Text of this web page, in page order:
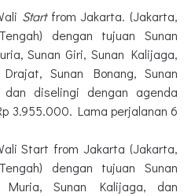
Startfrom Jakarta. (Jakarta,
dengan tujuan Sunan
Sunan Giri, Sunan Kalijaga,
Sunan Bonang, Sunan
dan diselingi dengan agenda
3.955.000. Lama perjalanan 6
Start from Jakarta (Jakarta,
dengan tujuan Sunan
Sunan Kalijaga, dan